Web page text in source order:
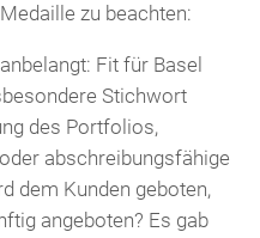
zu beachten:
Fit für Basel
Stichwort
des Portfolios,
abschreibungsfähige
dem Kunden geboten,
angeboten? Es gab